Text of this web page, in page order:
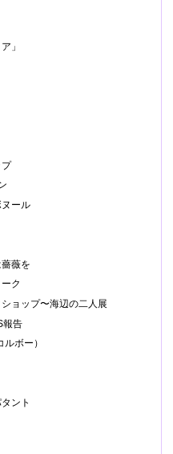
」
ール
薇を
ク
ョップ〜海辺の二人展
報告
ボー）
ント